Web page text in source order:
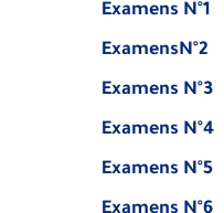
Examens N°1
ExamensN°2
Examens N°3
Examens N°4
Examens N°5